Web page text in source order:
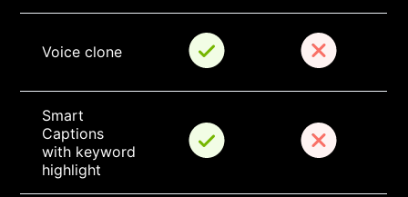
Voice clone
Smart
Captions
with keyword
highlight